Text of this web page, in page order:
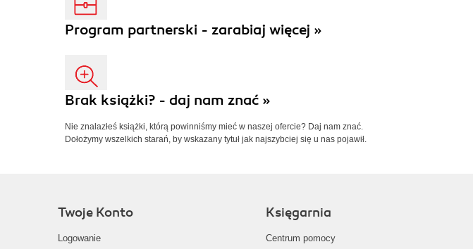
Program partnerski - zarabiaj więcej »
Brak książki? - daj nam znać »
Nie znalazłeś książki, którą powinniśmy mieć w naszej ofercie? Daj nam znać.
Dołożymy wszelkich starań, by wskazany tytuł jak najszybciej się u nas pojawił.
Twoje Konto
Logowanie
Księgarnia
Centrum pomocy